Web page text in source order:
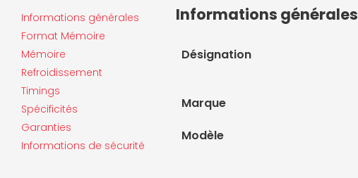
Informations générales
Format Mémoire
Mémoire
Refroidissement
Timings
Spécificités
Garanties
Informations de sécurité
Informations générales
Désignation
Marque
Modèle